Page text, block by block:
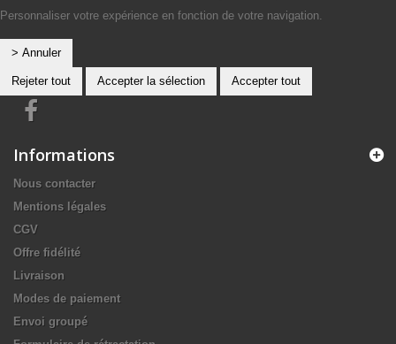
Personnaliser votre expérience en fonction de votre navigation.
> Annuler
Rejeter tout Accepter la sélection Accepter tout
Informations
Nous contacter
Mentions légales
CGV
Offre fidélité
Livraison
Modes de paiement
Envoi groupé